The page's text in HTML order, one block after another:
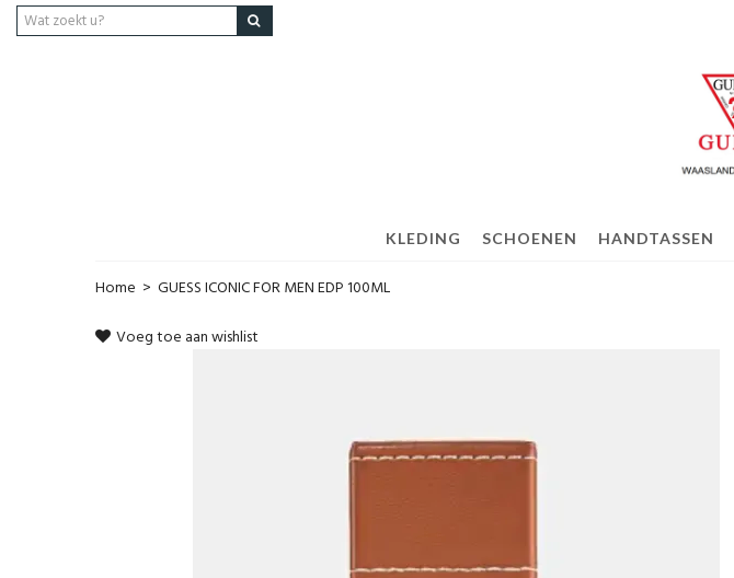
KLEDING SCHOENEN HANDTASSEN
Home > GUESS ICONIC FOR MEN EDP 100ML
Voeg toe aan wishlist